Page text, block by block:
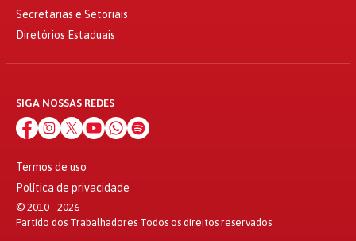
Secretarias e Setoriais
Diretórios Estaduais
SIGA NOSSAS REDES
Termos de uso
Política de privacidade
© 2010 - 2026
Partido dos Trabalhadores Todos os direitos reservados